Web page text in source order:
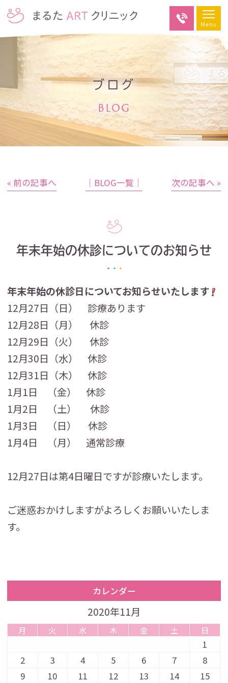
ブログ
BLOG
« 前の記事へ │BLOG一覧│ 次の記事へ »
年末年始の休診についてのお知らせ
年末年始の休診日についてお知らせいたします
12月27日（日） 診療あります
12月28日（月） 休診
12月29日（火） 休診
12月30日（水） 休診
12月31日（木） 休診
1月1日 （金） 休診
1月2日 （土） 休診
1月3日 （日） 休診
1月4日 （月） 通常診療
12月27日は第4日曜日ですが診療いたします。
ご迷惑おかけしますがよろしくお願いいたしま
す。
カレンダー
2020年11月
月 火 水 木 金 土 日
1
2
3 4 5 6 7
8
9
10 11 12 13 14
15